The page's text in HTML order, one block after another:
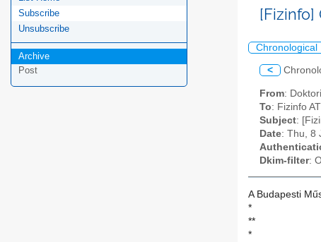
Subscribe
Unsubscribe
Archive
Post
[Fizinfo]
Chronological
<
From:
To: Fizinfo
Subject:
Date: Thu, 8
Dkim-filter:
A Budapesti
*
**
*